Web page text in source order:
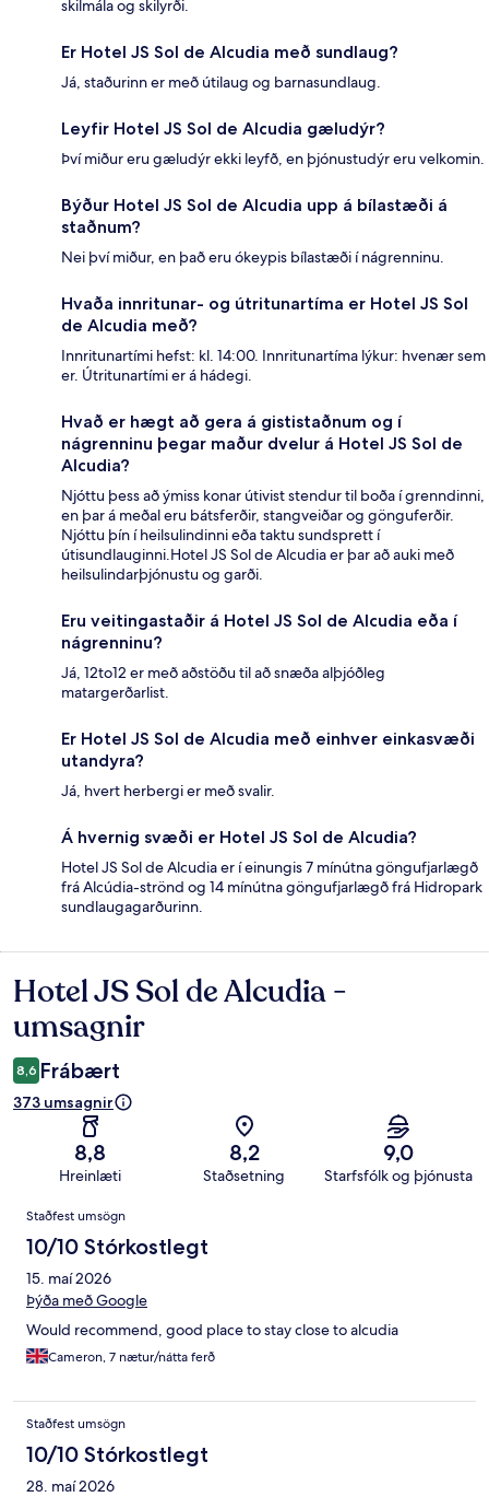
skilmála og skilyrði.
Er Hotel JS Sol de Alcudia með sundlaug?
Já, staðurinn er með útilaug og barnasundlaug.
Leyfir Hotel JS Sol de Alcudia gæludýr?
Því miður eru gæludýr ekki leyfð, en þjónustudýr eru velkomin.
Býður Hotel JS Sol de Alcudia upp á bílastæði á
staðnum?
Nei því miður, en það eru ókeypis bílastæði í nágrenninu.
Hvaða innritunar- og útritunartíma er Hotel JS Sol
de Alcudia með?
Innritunartími hefst: kl. 14:00. Innritunartíma lýkur: hvenær sem
er. Útritunartími er á hádegi.
Hvað er hægt að gera á gististaðnum og í
nágrenninu þegar maður dvelur á Hotel JS Sol de
Alcudia?
Njóttu þess að ýmiss konar útivist stendur til boða í grenndinni,
en þar á meðal eru bátsferðir, stangveiðar og gönguferðir.
Njóttu þín í heilsulindinni eða taktu sundsprett í
útisundlauginni.Hotel JS Sol de Alcudia er þar að auki með
heilsulindarþjónustu og garði.
Eru veitingastaðir á Hotel JS Sol de Alcudia eða í
nágrenninu?
Já, 12to12 er með aðstöðu til að snæða alþjóðleg
matargerðarlist.
Er Hotel JS Sol de Alcudia með einhver einkasvæði
utandyra?
Já, hvert herbergi er með svalir.
Á hvernig svæði er Hotel JS Sol de Alcudia?
Hotel JS Sol de Alcudia er í einungis 7 mínútna göngufjarlægð
frá Alcúdia-strönd og 14 mínútna göngufjarlægð frá Hidropark
sundlaugagarðurinn.
Umsagnir
Hotel JS Sol de Alcudia -
umsagnir
8,6 Frábært
373 umsagnir
8,8
Hreinlæti
8,2
Staðsetning
9,0
Starfsfólk og þjónusta
Umsagnir
Staðfest umsögn
10/10 Stórkostlegt
15. maí 2026
Þýða með Google
Would recommend, good place to stay close to alcudia
Cameron, 7 nætur/nátta ferð
Staðfest umsögn
10/10 Stórkostlegt
28. maí 2026